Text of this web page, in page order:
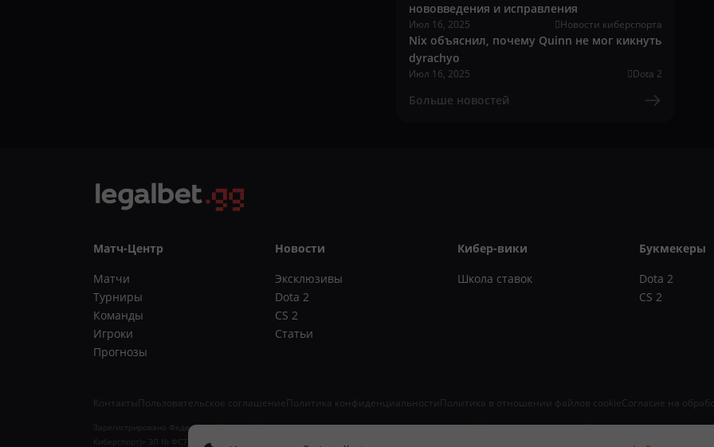
нововведения и исправления
Июл 16, 2025 Новости киберспорта
Nix объяснил, почему Quinn не мог кикнуть
dyrachyo
Июл 16, 2025 Dota 2
Больше новостей
Матч-Центр
Матчи
Турниры
Команды
Игроки
Прогнозы
Новости
Эксклюзивы
Dota 2
CS 2
Статьи
Кибер-вики
Школа ставок
Букмекеры
Dota 2
CS 2
Контакты Пользовательское соглашениеПолитика конфиденциальностиПолитика в отношении файлов cookieСогласие на
Зарегистрировано Федеральной службой по надзору в сфере связи, информационных технологий и массовых коммуникаций (Роскомнадзор) 16.08.2024.
Киберспорт)» ЭЛ № ФС77-88012. 18+. Учредитель ИП Арзямов Д.А. ОГРН 324645700071843, 410005, г. Саратов, ул. Железнодорожная, 43/55